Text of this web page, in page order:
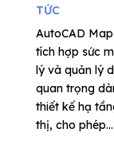
TỨC
AutoCAD
tích hợp sức
lý và quản lý
quan trọng
thiết kế hạ
thị, cho phép...